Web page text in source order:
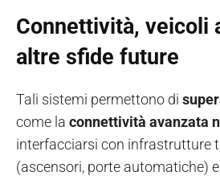
Connettività, veicoli
altre sfide future
Tali sistemi permettono di
come la connettività avanzata
interfacciarsi con infrastrutture
(ascensori, porte automatiche)